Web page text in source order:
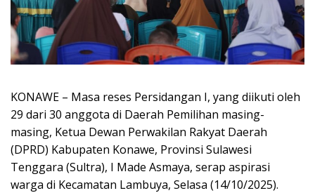
KONAWE – Masa reses Persidangan I, yang diikuti oleh
29 dari 30 anggota di Daerah Pemilihan masing-
masing, Ketua Dewan Perwakilan Rakyat Daerah
(DPRD) Kabupaten Konawe, Provinsi Sulawesi
Tenggara (Sultra), I Made Asmaya, serap aspirasi
warga di Kecamatan Lambuya, Selasa (14/10/2025).